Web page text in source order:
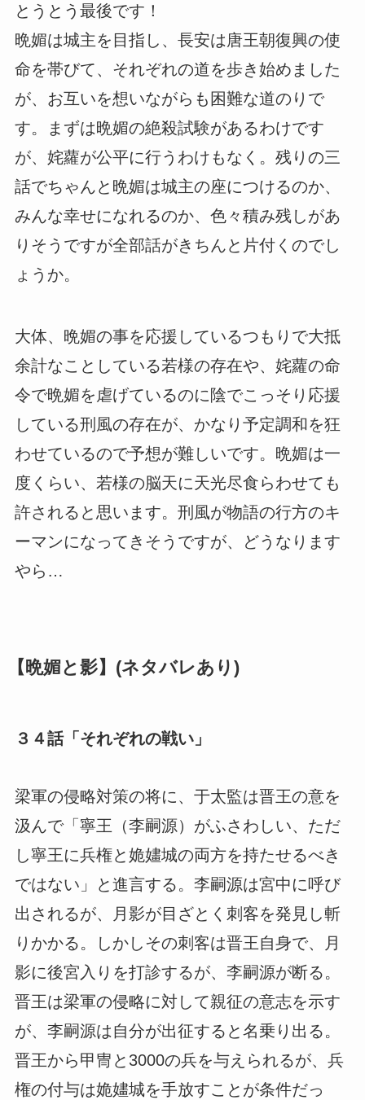
とうとう最後です！
晩媚は城主を目指し、長安は唐王朝復興の使
命を帯びて、それぞれの道を歩き始めました
が、お互いを想いながらも困難な道のりで
す。まずは晩媚の絶殺試験があるわけです
が、姹蘿が公平に行うわけもなく。残りの三
話でちゃんと晩媚は城主の座につけるのか、
みんな幸せになれるのか、色々積み残しがあ
りそうですが全部話がきちんと片付くのでし
ょうか。
大体、晩媚の事を応援しているつもりで大抵
余計なことしている若様の存在や、姹蘿の命
令で晩媚を虐げているのに陰でこっそり応援
している刑風の存在が、かなり予定調和を狂
わせているので予想が難しいです。晩媚は一
度くらい、若様の脳天に天光尽食らわせても
許されると思います。刑風が物語の行方のキ
ーマンになってきそうですが、どうなります
やら…
【晩媚と影】(ネタバレあり)
３４話「それぞれの戦い」
梁軍の侵略対策の将に、于太監は晋王の意を
汲んで「寧王（李嗣源）がふさわしい、ただ
し寧王に兵権と姽嫿城の両方を持たせるべき
ではない」と進言する。李嗣源は宮中に呼び
出されるが、月影が目ざとく刺客を発見し斬
りかかる。しかしその刺客は晋王自身で、月
影に後宮入りを打診するが、李嗣源が断る。
晋王は梁軍の侵略に対して親征の意志を示す
が、李嗣源は自分が出征すると名乗り出る。
晋王から甲冑と3000の兵を与えられるが、兵
権の付与は姽嫿城を手放すことが条件だっ